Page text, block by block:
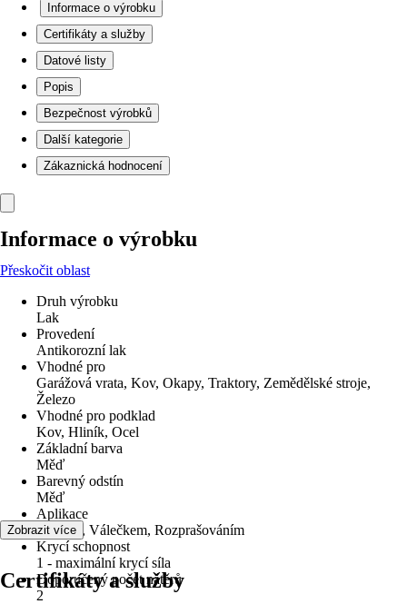
Informace o výrobku
Certifikáty a služby
Datové listy
Popis
Bezpečnost výrobků
Další kategorie
Zákaznická hodnocení
Informace o výrobku
Přeskočit oblast
Druh výrobku
Lak
Provedení
Antikorozní lak
Vhodné pro
Garážová vrata, Kov, Okapy, Traktory, Zemědělské stroje,
Železo
Vhodné pro podklad
Kov, Hliník, Ocel
Základní barva
Měď
Barevný odstín
Měď
Aplikace
Štětcem, Válečkem, Rozprašováním
Krycí schopnost
1 - maximální krycí síla
Doporučený počet nátěrů
2
Zobrazit více
Certifikáty a služby